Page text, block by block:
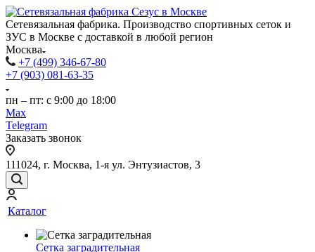
Сетевязальная фабрика. Производство спортивных сеток и
ЗУС в Москве с доставкой в любой регион
Москва
+7 (499) 346-67-80
+7 (903) 081-63-35
пн – пт: с 9:00 до 18:00
Max
Telegram
Заказать звонок
111024, г. Москва, 1-я ул. Энтузиастов, 3
Каталог
Сетка заградительная